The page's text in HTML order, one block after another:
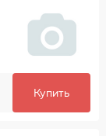
Купить